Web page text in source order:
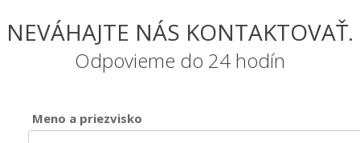
NEVÁHAJTE NÁS KONTAKTOVAŤ.
Odpovieme do 24 hodín
Meno a priezvisko